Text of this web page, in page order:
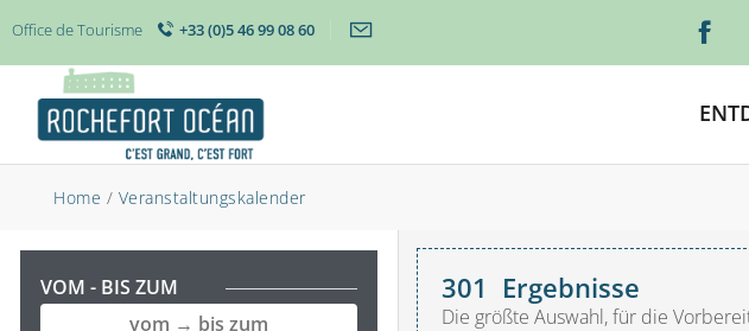
Office de Tourisme +33 (0)5 46 99 08 60
Home / Veranstaltungskalender
VOM - BIS ZUM 301 Ergebnisse
Die größte Auswahl, für die